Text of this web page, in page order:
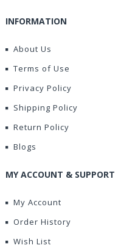
INFORMATION
About Us
Terms of Use
Privacy Policy
Shipping Policy
Return Policy
Blogs
MY ACCOUNT & SUPPORT
My Account
Order History
Wish List